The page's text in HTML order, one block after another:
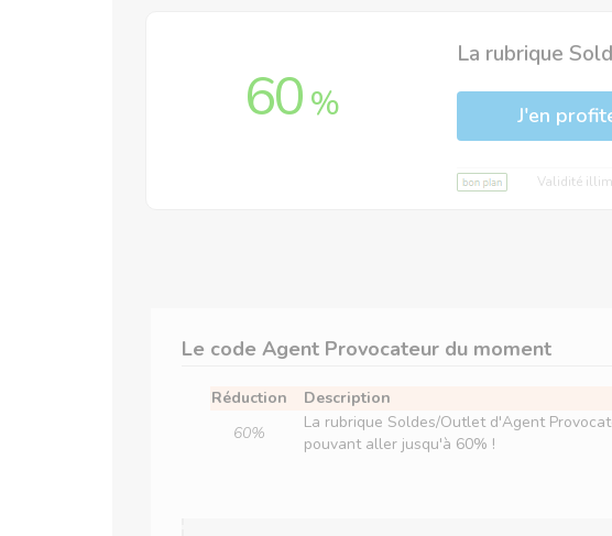
60 % J'en
Validité
Le code Agent Provocateur du moment
Réduction Description
60%
La rubrique Soldes/Outlet d'Agent
pouvant aller jusqu'à 60% !